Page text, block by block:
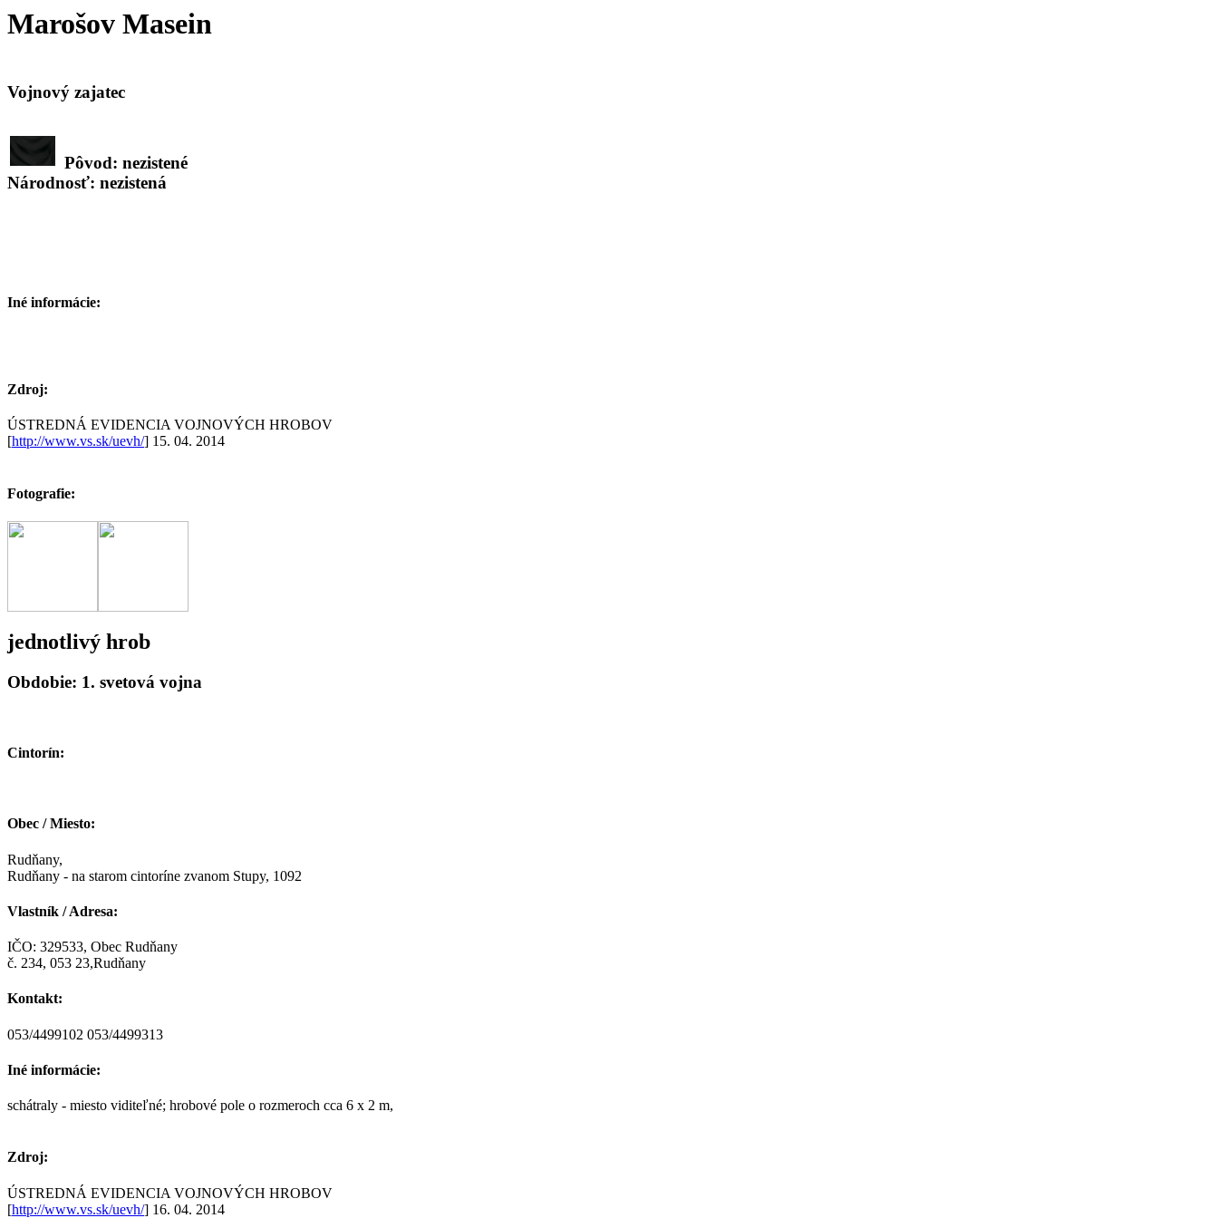
Marošov Masein
Vojnový zajatec
Pôvod: nezistené
Národnosť: nezistená
Iné informácie:
Zdroj:
ÚSTREDNÁ EVIDENCIA VOJNOVÝCH HROBOV
[http://www.vs.sk/uevh/] 15. 04. 2014
Fotografie:
jednotlivý hrob
Obdobie: 1. svetová vojna
Cintorín:
Obec / Miesto:
Rudňany,
Rudňany - na starom cintoríne zvanom Stupy, 1092
Vlastník / Adresa:
IČO: 329533, Obec Rudňany
č. 234, 053 23,Rudňany
Kontakt:
053/4499102 053/4499313
Iné informácie:
schátraly - miesto viditeľné; hrobové pole o rozmeroch cca 6 x 2 m,
Zdroj:
ÚSTREDNÁ EVIDENCIA VOJNOVÝCH HROBOV
[http://www.vs.sk/uevh/] 16. 04. 2014